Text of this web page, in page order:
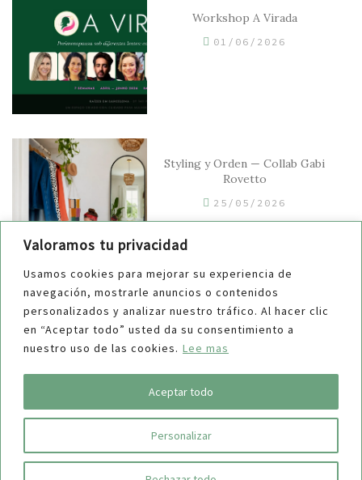
Valoramos tu privacidad
Usamos cookies para mejorar su experiencia de
navegación, mostrarle anuncios o contenidos
personalizados y analizar nuestro tráfico. Al hacer clic
en “Aceptar todo” usted da su consentimiento a
nuestro uso de las cookies. Lee mas
Personalizar
Aceptar todo
Workshop A Virada
01/06/2026
Styling y Orden — Collab Gabi
Rovetto
25/05/2026
¿Guardar o no manuales y
repuestos?
04/03/2026
COPYRIGHT © 2019 Maucha| Aviso Legal| Política de Privacidad|